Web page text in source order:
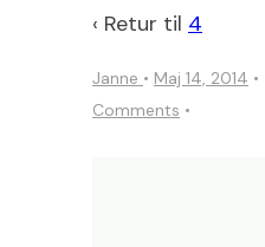
‹ Retur til 4
Janne • Maj 14, 2014
Comments